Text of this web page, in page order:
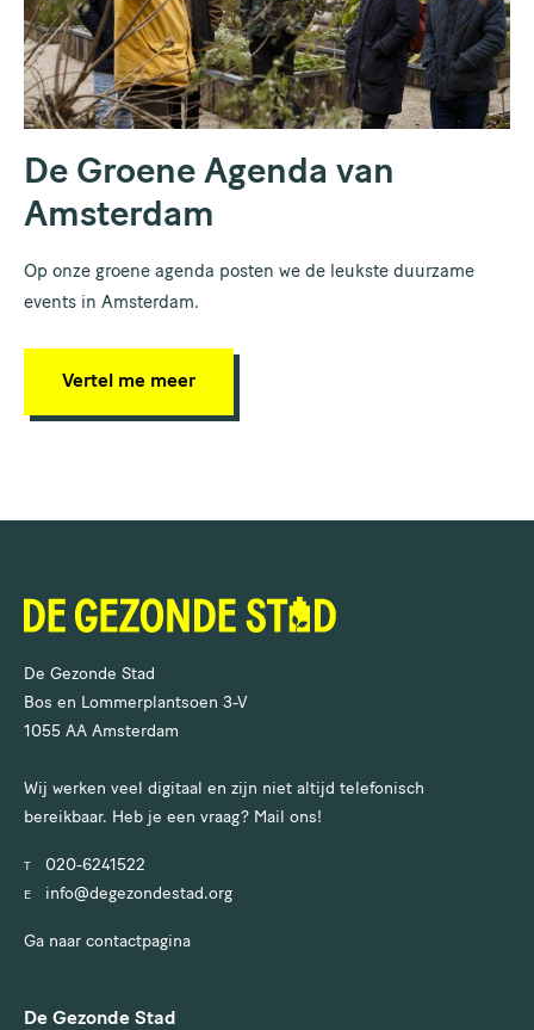
De Groene Agenda van
Amsterdam
Op onze groene agenda posten we de leukste duurzame
events in Amsterdam.
Vertel me meer
De Gezonde Stad
Bos en Lommerplantsoen 3-V
1055 AA Amsterdam
Wij werken veel digitaal en zijn niet altijd telefonisch
bereikbaar. Heb je een vraag? Mail ons!
T 020-6241522
E info@degezondestad.org
Ga naar contactpagina
De Gezonde Stad